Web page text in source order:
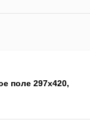
поле 297х420,